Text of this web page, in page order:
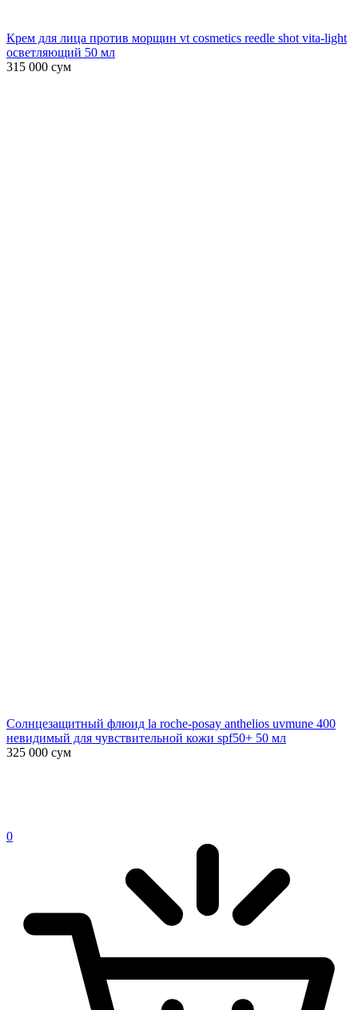
Крем для лица против морщин vt cosmetics reedle shot vita-light
осветляющий 50 мл
315 000 сум
Солнцезащитный флюид la roche-posay anthelios uvmune 400
невидимый для чувствительной кожи spf50+ 50 мл
325 000 сум
0